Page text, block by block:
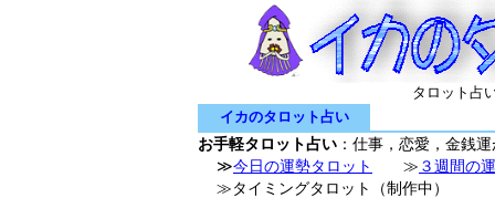
タロット占
イカのタロット占い
お手軽タロット占い ：仕事，恋愛，金銭
≫今日の運勢タロット ≫ ３週間の
≫タイミングタロット（制作中）